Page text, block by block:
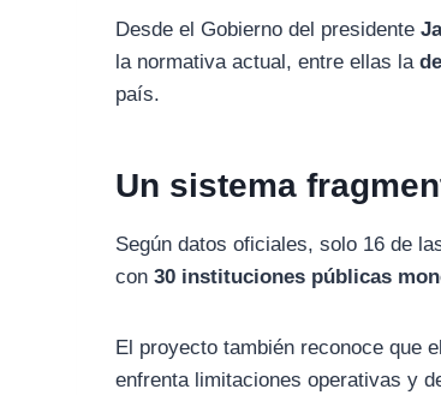
Desde el Gobierno del presidente
la normativa actual, entre ellas la
país.
Un sistema
Según datos oficiales, solo 16 de
con30 instituciones públicas
El proyecto también reconoce
enfrenta limitaciones operativas y